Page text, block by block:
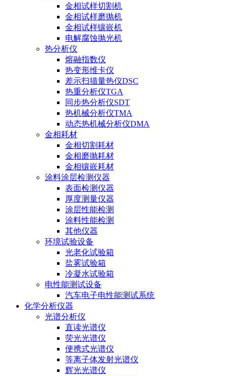
金相试样切割机
金相试样磨抛机
金相试样镶嵌机
电解腐蚀抛光机
热分析仪
熔融指数仪
热变形维卡仪
差示扫描量热仪DSC
热重分析仪TGA
同步热分析仪SDT
热机械分析仪TMA
动态热机械分析仪DMA
金相耗材
金相切割耗材
金相磨抛耗材
金相镶嵌耗材
涂料涂层检测仪器
表面检测仪器
厚度测量仪器
涂层性能检测
涂料性能检测
其他仪器
环境试验设备
光老化试验箱
盐雾试验箱
冷凝水试验箱
电性能测试设备
汽车电子电性能测试系统
化学分析仪器
光谱分析仪
直读光谱仪
荧光光谱仪
便携式光谱仪
等离子体发射光谱仪
辉光光谱仪